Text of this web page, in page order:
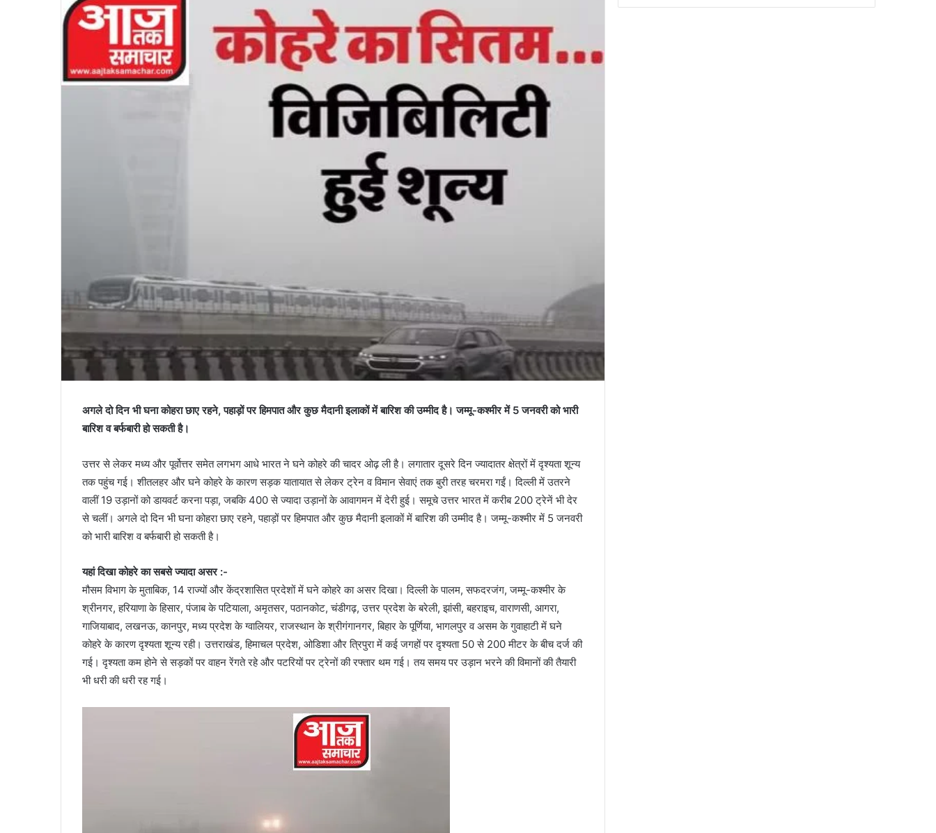
अगले दो दिन भी घना कोहरा छाए रहने, पहाड़ों पर हिमपात और कुछ मैदानी इलाकों में बारिश की उम्मीद है। जम्मू-कश्मीर में 5 जनवरी को भारी
बारिश व बर्फबारी हो सकती है।
उत्तर से लेकर मध्य और पूर्वोत्तर समेत लगभग आधे भारत ने घने कोहरे की चादर ओढ़ ली है। लगातार दूसरे दिन ज्यादातर क्षेत्रों में दृश्यता शून्य
तक पहुंच गई। शीतलहर और घने कोहरे के कारण सड़क यातायात से लेकर ट्रेन व विमान सेवाएं तक बुरी तरह चरमरा गईं। दिल्ली में उतरने
वालीं 19 उड़ानों को डायवर्ट करना पड़ा, जबकि 400 से ज्यादा उड़ानों के आवागमन में देरी हुई। समूचे उत्तर भारत में करीब 200 ट्रेनें भी देर
से चलीं। अगले दो दिन भी घना कोहरा छाए रहने, पहाड़ों पर हिमपात और कुछ मैदानी इलाकों में बारिश की उम्मीद है। जम्मू-कश्मीर में 5 जनवरी
को भारी बारिश व बर्फबारी हो सकती है।
यहां दिखा कोहरे का सबसे ज्यादा असर :-
मौसम विभाग के मुताबिक, 14 राज्यों और केंद्रशासित प्रदेशों में घने कोहरे का असर दिखा। दिल्ली के पालम, सफदरजंग, जम्मू-कश्मीर के
श्रीनगर, हरियाणा के हिसार, पंजाब के पटियाला, अमृतसर, पठानकोट, चंडीगढ़, उत्तर प्रदेश के बरेली, झांसी, बहराइच, वाराणसी, आगरा,
गाजियाबाद, लखनऊ, कानपुर, मध्य प्रदेश के ग्वालियर, राजस्थान के श्रीगंगानगर, बिहार के पूर्णिया, भागलपुर व असम के गुवाहाटी में घने
कोहरे के कारण दृश्यता शून्य रही। उत्तराखंड, हिमाचल प्रदेश, ओडिशा और त्रिपुरा में कई जगहों पर दृश्यता 50 से 200 मीटर के बीच दर्ज की
गई। दृश्यता कम होने से सड़कों पर वाहन रेंगते रहे और पटरियों पर ट्रेनों की रफ्तार थम गई। तय समय पर उड़ान भरने की विमानों की तैयारी
भी धरी की धरी रह गई।